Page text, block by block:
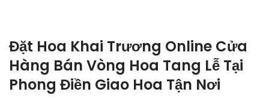
Đặt Hoa Khai Trương Online Cửa
Hàng Bán Vòng Hoa Tang Lễ Tại
Phong Điền Giao Hoa Tận Nơi